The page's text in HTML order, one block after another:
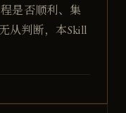
是否顺利、集
从判断，本Skill